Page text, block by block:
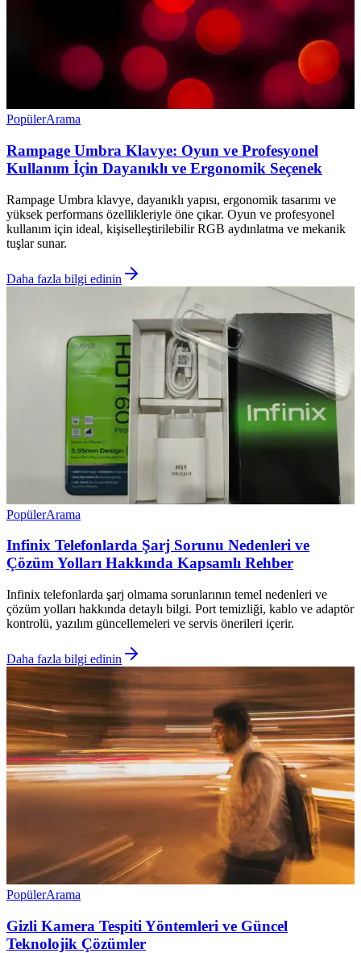
PopülerArama
Rampage Umbra Klavye: Oyun ve Profesyonel
Kullanım İçin Dayanıklı ve Ergonomik Seçenek
Rampage Umbra klavye, dayanıklı yapısı, ergonomik tasarımı ve
yüksek performans özellikleriyle öne çıkar. Oyun ve profesyonel
kullanım için ideal, kişiselleştirilebilir RGB aydınlatma ve mekanik
tuşlar sunar.
Daha fazla bilgi edinin
PopülerArama
Infinix Telefonlarda Şarj Sorunu Nedenleri ve
Çözüm Yolları Hakkında Kapsamlı Rehber
Infinix telefonlarda şarj olmama sorunlarının temel nedenleri ve
çözüm yolları hakkında detaylı bilgi. Port temizliği, kablo ve adaptör
kontrolü, yazılım güncellemeleri ve servis önerileri içerir.
Daha fazla bilgi edinin
PopülerArama
Gizli Kamera Tespiti Yöntemleri ve Güncel
Teknolojik Çözümler